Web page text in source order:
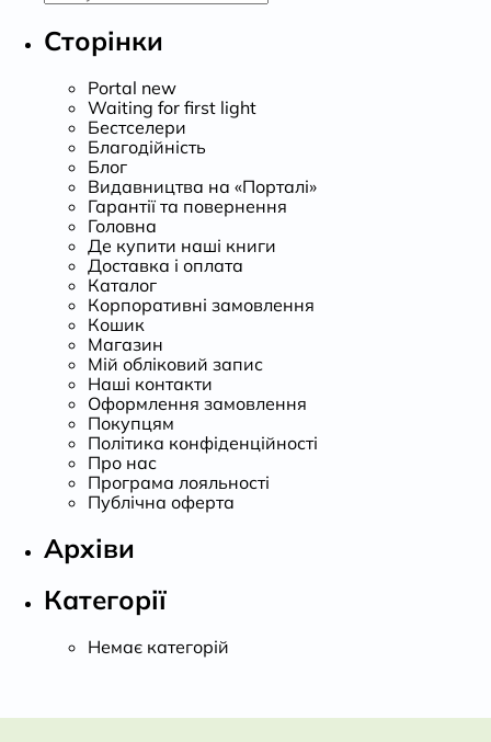
Сторінки
Portal new
Waiting for first light
Бестселери
Благодійність
Блог
Видавництва на «Порталі»
Гарантії та повернення
Головна
Де купити наші книги
Доставка і оплата
Каталог
Корпоративні замовлення
Кошик
Магазин
Мій обліковий запис
Наші контакти
Оформлення замовлення
Покупцям
Політика конфіденційності
Про нас
Програма лояльності
Публічна оферта
Архіви
Категорії
Немає категорій